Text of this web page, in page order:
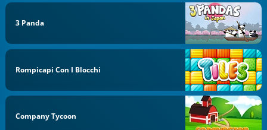
3 Panda
Rompicapi Con I Blocchi
Company Tycoon